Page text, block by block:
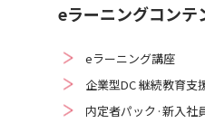
eラーニングコンテ
eラーニング講座
企業型DC 継続教育支
内定者パック·新入社